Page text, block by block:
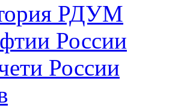
РДУМ
России
России